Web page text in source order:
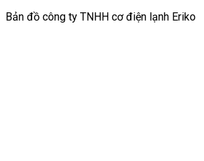
Bản đồ công ty TNHH cơ điện lạnh Eriko